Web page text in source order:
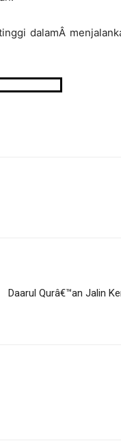
dalamÂ
Daarul Qurâ€™an Jalin